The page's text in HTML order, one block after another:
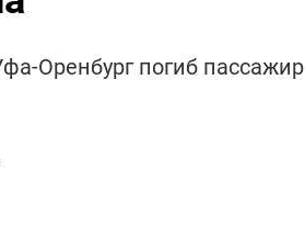
Оренбург погиб пассажир